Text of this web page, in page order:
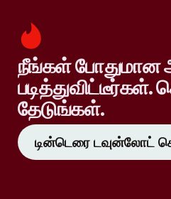
நீங்கள் போதுமான
படித்துவிட்டீர்கள்.
தேடுங்கள்.
டின்டெரை டவுன்லோட்